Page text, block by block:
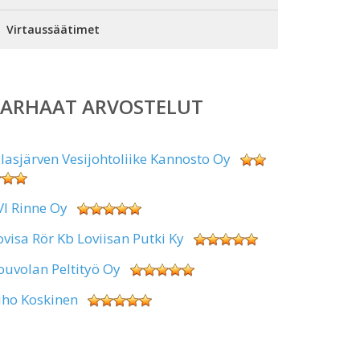
Virtaussäätimet
ARVOSTELUT
Vesijohtoliike Kannosto Oy
Rinne Oy
Rör Kb Loviisan Putki Ky
Peltityö Oy
Koskinen